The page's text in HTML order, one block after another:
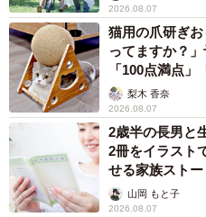
2026.08.07
猫用の爪研ぎ
ってますか？
「100点満点」
梨木 香奈
2026.08.07
2歳半の長男と
2冊をイラスト
せる家族ストー
山岡 もと子
2026.08.07